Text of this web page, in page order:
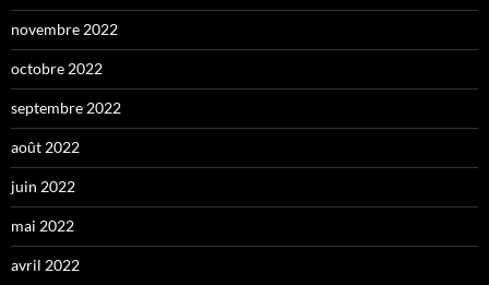
novembre 2022
octobre 2022
septembre 2022
août 2022
juin 2022
mai 2022
avril 2022